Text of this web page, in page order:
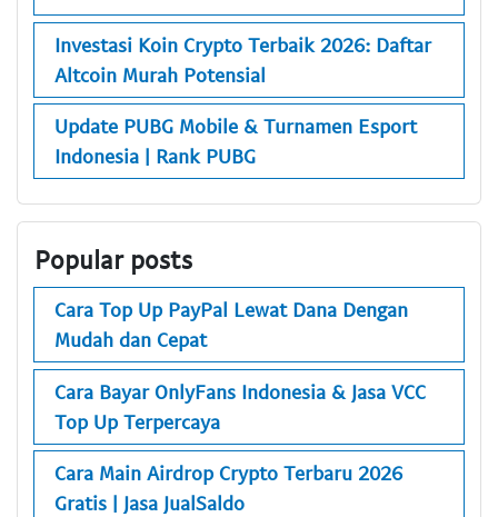
Investasi Koin Crypto Terbaik 2026: Daftar
Altcoin Murah Potensial
Update PUBG Mobile & Turnamen Esport
Indonesia | Rank PUBG
Popular posts
Cara Top Up PayPal Lewat Dana Dengan
Mudah dan Cepat
Cara Bayar OnlyFans Indonesia & Jasa VCC
Top Up Terpercaya
Cara Main Airdrop Crypto Terbaru 2026
Gratis | Jasa JualSaldo